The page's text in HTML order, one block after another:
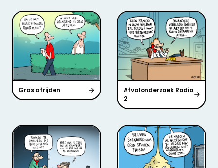
Gras afrijden
Afvalonderzoek Radio
2